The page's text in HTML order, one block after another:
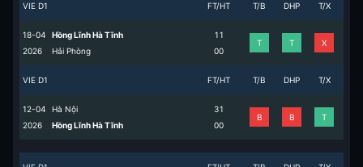
VIE D1 FT/HT T/B DHP T/X
18-04
2026
Hồng Lĩnh Hà Tĩnh
Hải Phòng
1
0
1
0
T T X
VIE D1 FT/HT T/B DHP T/X
12-04
2026
Hà Nội
Hồng Lĩnh Hà Tĩnh
3
0
1
0
B B T